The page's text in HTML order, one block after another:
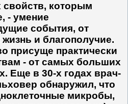
свойств, которым
- умение
события, от
и благополучие.
присуще практически
- от самых больших
Еще в 30-х годах врач-
обнаружил, что
микробы,